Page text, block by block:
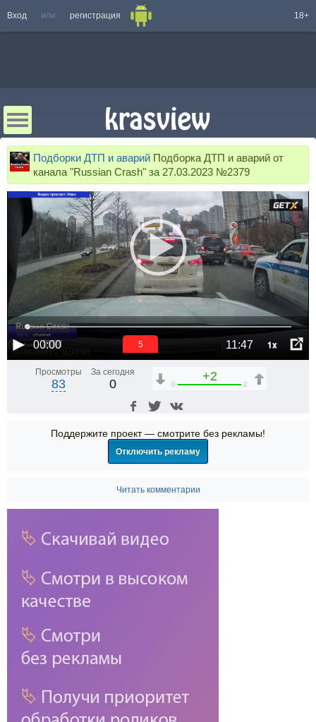
Вход или регистрация 18+
Подборки ДТП и аварий Подборка ДТП и аварий от
канала "Russian Crash" за 27.03.2023 №2379
00:00 11:47 1x
4
Просмотры
83
За сегодня
0
+2
0 2
Поддержите проект — смотрите без рекламы!
Отключить рекламу
Читать комментарии